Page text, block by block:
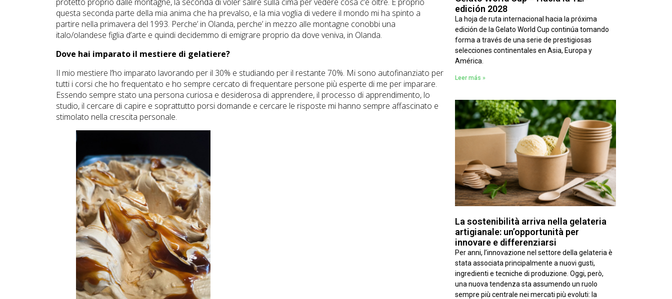
questa seconda parte della mia anima che ha prevalso, e la mia voglia di vedere il mondo mi ha spinto a
partire nella primavera del 1993. Perche’ in Olanda, perche’ in mezzo alle montagne conobbi una
italo/olandese figlia d’arte e quindi decidemmo di emigrare proprio da dove veniva, in Olanda.
Dove hai imparato il mestiere di gelatiere?
Il mio mestiere l’ho imparato lavorando per il 30% e studiando per il restante 70%. Mi sono autofinanziato per
tutti i corsi che ho frequentato e ho sempre cercato di frequentare persone più esperte di me per imparare.
Essendo sempre stato una persona curiosa e desiderosa di apprendere, il processo di apprendimento, lo
studio, il cercare di capire e soprattutto porsi domande e cercare le risposte mi hanno sempre affascinato e
stimolato nella crescita personale.
edición 2028
La hoja de ruta internacional hacia la próxima
edición de la Gelato World Cup continúa tomando
forma a través de una serie de prestigiosas
selecciones continentales en Asia, Europa y
América.
Leer más »
La sostenibilità arriva nella gelateria
artigianale: un’opportunità per
innovare e differenziarsi
Per anni, l’innovazione nel settore della gelateria è
stata associata principalmente a nuovi gusti,
ingredienti e tecniche di produzione. Oggi, però,
una nuova tendenza sta assumendo un ruolo
sempre più centrale nei mercati più evoluti: la